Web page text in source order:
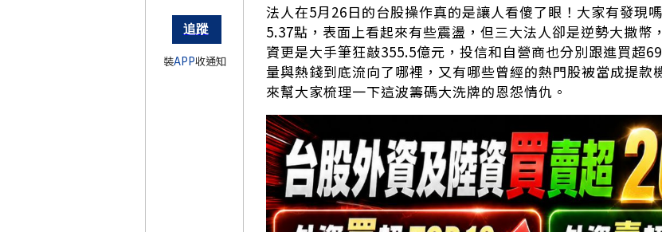
裝APP收通知
法人在5月26日的台股操作真的是讓人看傻了眼！大家有發現
5.37點，表面上看起來有些震盪，但三大法人卻是逆勢大撒幣
資更是大手筆狂敲355.5億元，投信和自營商也分別跟進買超
量與熱錢到底流向了哪裡，又有哪些曾經的熱門股被當成提款
來幫大家梳理一下這波籌碼大洗牌的恩怨情仇。